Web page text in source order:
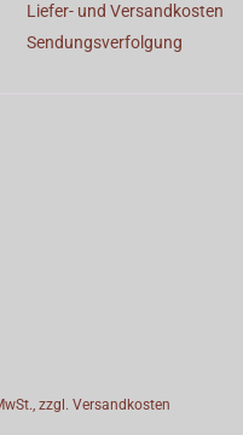
Liefer- und Versandkosten
Sendungsverfolgung
zzgl. Versandkosten